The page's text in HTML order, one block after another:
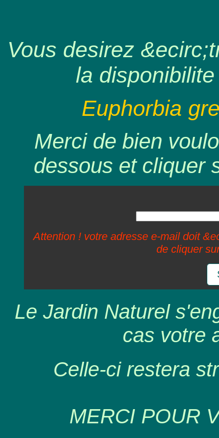
Vous desirez
la
Euphorbia
Merci de bien
dessous et cliquer
Attention ! votre adresse e-mail doit
de cliquer
Le Jardin Naturel
cas votre
Celle-ci restera
MERCI POUR